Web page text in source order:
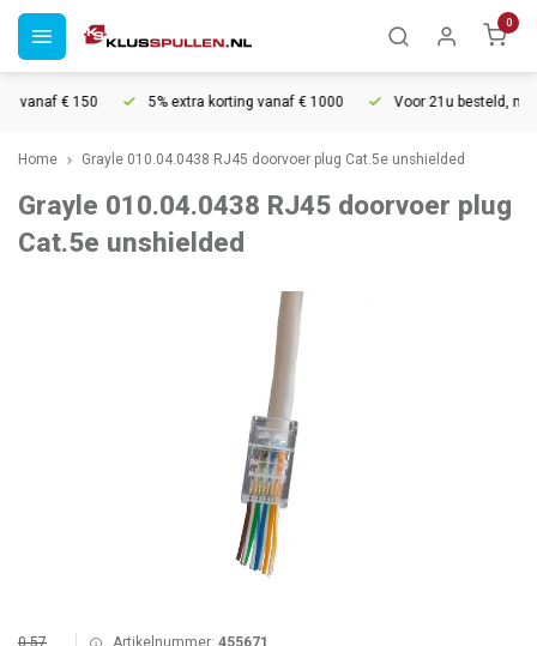
0
vanaf € 150 5% extra korting vanaf € 1000 Voor 21u besteld,
Home Grayle 010.04.0438 RJ45 doorvoer plug Cat.5e unshielded
Grayle 010.04.0438 RJ45 doorvoer plug
Cat.5e unshielded
0,57 Artikelnummer: 455671